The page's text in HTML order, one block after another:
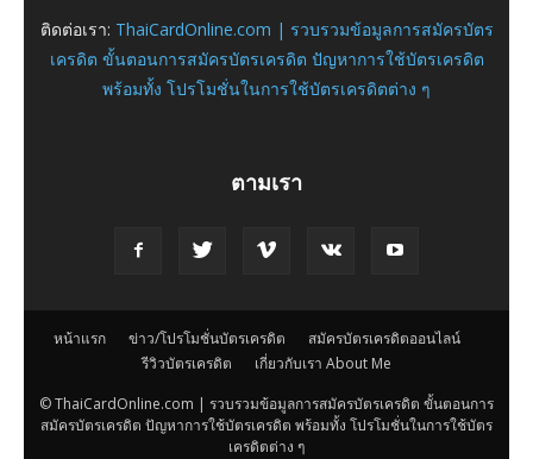
ติดต่อเรา: ThaiCardOnline.com | รวบรวมข้อมูลการสมัครบัตร
เครดิต ขั้นตอนการสมัครบัตรเครดิต ปัญหาการใช้บัตรเครดิต
พร้อมทั้ง โปรโมชั่นในการใช้บัตรเครดิตต่าง ๆ
ตามเรา
หน้าแรก ข่าว/โปรโมชั่นบัตรเครดิต
สมัครบัตรเครดิตออนไลน์
รีวิวบัตรเครดิต
เกี่ยวกับเรา About Me
© ThaiCardOnline.com | รวบรวมข้อมูลการสมัครบัตรเครดิต ขั้นตอนการ
สมัครบัตรเครดิต ปัญหาการใช้บัตรเครดิต พร้อมทั้ง โปรโมชั่นในการใช้บัตร
เครดิตต่าง ๆ